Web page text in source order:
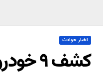
اخبار حوادث
کشف ۹ خودرو و ۱۹ موتورسیکلت مسروقه در يزد